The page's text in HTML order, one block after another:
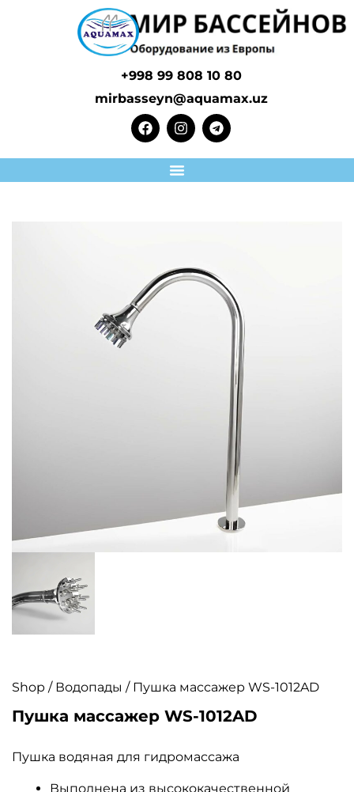
+998 99 808 10 80
mirbasseyn@aquamax.uz
Shop / Водопады / Пушка массажер WS-1012AD
Пушка массажер WS-1012AD
Пушка водяная для гидромассажа
Выполнена из высококачественной